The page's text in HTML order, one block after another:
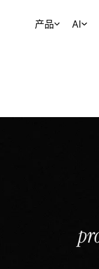
产品 AI